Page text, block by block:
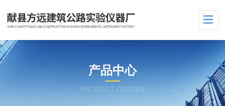
产品中心
PRODUCT CENTER